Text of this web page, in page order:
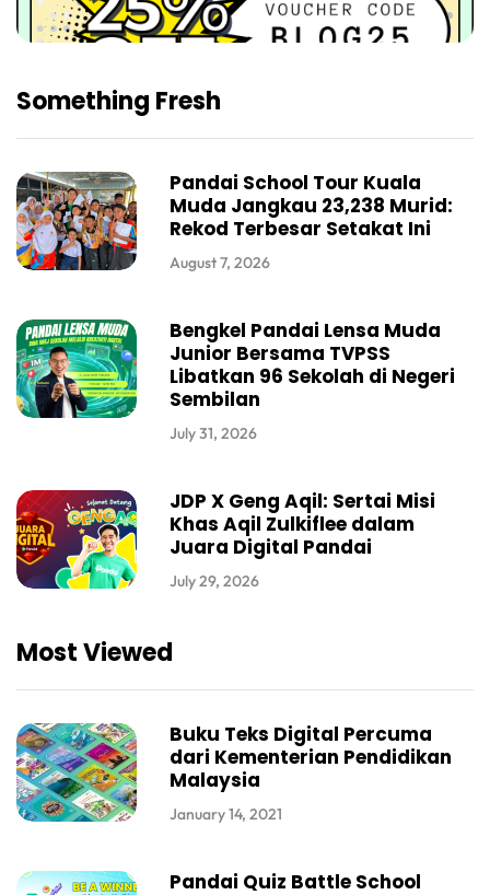
Something Fresh
Pandai School Tour Kuala
Muda Jangkau 23,238 Murid:
Rekod Terbesar Setakat Ini
August 7, 2026
Bengkel Pandai Lensa Muda
Junior Bersama TVPSS
Libatkan 96 Sekolah di Negeri
Sembilan
July 31, 2026
JDP X Geng Aqil: Sertai Misi
Khas Aqil Zulkiflee dalam
Juara Digital Pandai
July 29, 2026
Most Viewed
Buku Teks Digital Percuma
dari Kementerian Pendidikan
Malaysia
January 14, 2021
Pandai Quiz Battle School